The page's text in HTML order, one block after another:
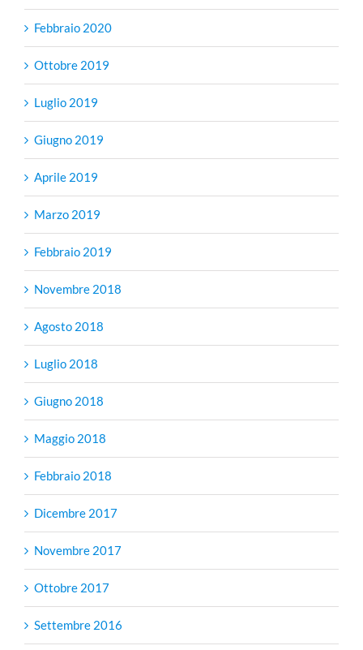
Febbraio 2020
Ottobre 2019
Luglio 2019
Giugno 2019
Aprile 2019
Marzo 2019
Febbraio 2019
Novembre 2018
Agosto 2018
Luglio 2018
Giugno 2018
Maggio 2018
Febbraio 2018
Dicembre 2017
Novembre 2017
Ottobre 2017
Settembre 2016